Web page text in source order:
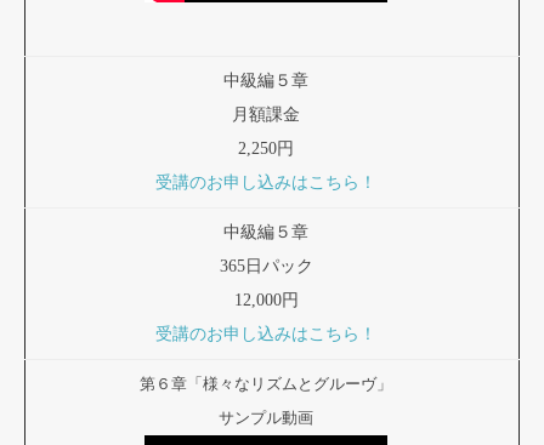
中級編５章
月額課金
2,250円
受講のお申し込みはこちら！
中級編５章
365日パック
12,000円
受講のお申し込みはこちら！
第６章「様々なリズムとグルーヴ」
サンプル動画